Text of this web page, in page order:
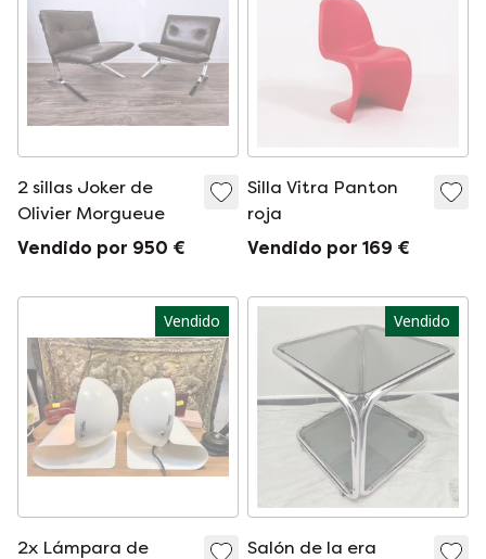
2 sillas Joker de
Olivier Morgueue
Vendido por 950 €
Silla Vitra Panton
roja
Vendido por 169 €
Vendido
2x Lámpara de
Vendido
Salón de la era